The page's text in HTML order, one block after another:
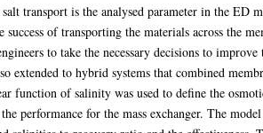
transport is the analysed parameter in the ED
of transporting the materials across the
to take the necessary decisions to improve
extended to hybrid systems that combined
function of salinity was used to define the
performance for the mass exchanger. The